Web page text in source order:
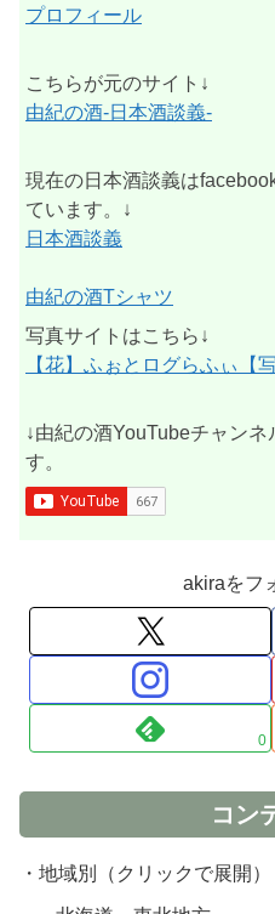
プロフィール
こちらが元のサイト↓
由紀の酒-日本酒談義-
現在の日本酒談義は
ています。↓
日本酒談義
由紀の酒Tシャツ
写真サイトはこちら↓
【花】ふぉとログらふぃ【写
↓由紀の酒YouTubeチャン
す。
akiraをフ
0
コン
・地域別（クリックで展開）